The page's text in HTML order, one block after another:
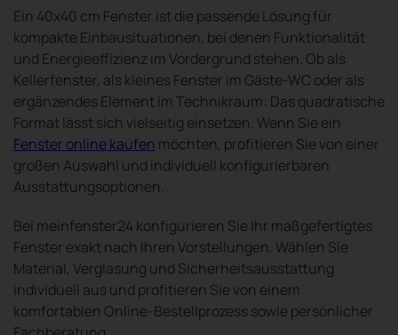
Ein 40x40 cm Fenster ist die passende Lösung für
kompakte Einbausituationen, bei denen Funktionalität
und Energieeffizienz im Vordergrund stehen. Ob als
Kellerfenster, als kleines Fenster im Gäste-WC oder als
ergänzendes Element im Technikraum: Das quadratische
Format lässt sich vielseitig einsetzen. Wenn Sie ein
Fenster online kaufen möchten, profitieren Sie von einer
großen Auswahl und individuell konfigurierbaren
Ausstattungsoptionen.
Bei meinfenster24 konfigurieren Sie Ihr maßgefertigtes
Fenster exakt nach Ihren Vorstellungen. Wählen Sie
Material, Verglasung und Sicherheitsausstattung
individuell aus und profitieren Sie von einem
komfortablen Online-Bestellprozess sowie persönlicher